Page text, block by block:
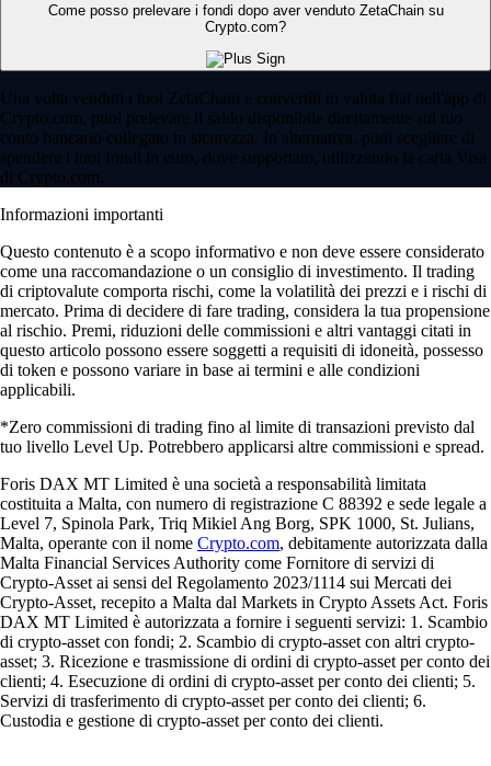
Come posso prelevare i fondi dopo aver venduto ZetaChain su
Crypto.com?
Una volta venduti i tuoi ZetaChain e convertiti in valuta fiat nell'app di
Crypto.com, puoi prelevare il saldo disponibile direttamente sul tuo
conto bancario collegato in sicurezza. In alternativa, puoi scegliere di
spendere i tuoi fondi in euro, dove supportato, utilizzando la carta Visa
di Crypto.com.
Informazioni importanti
Questo contenuto è a scopo informativo e non deve essere considerato
come una raccomandazione o un consiglio di investimento. Il trading
di criptovalute comporta rischi, come la volatilità dei prezzi e i rischi di
mercato. Prima di decidere di fare trading, considera la tua propensione
al rischio. Premi, riduzioni delle commissioni e altri vantaggi citati in
questo articolo possono essere soggetti a requisiti di idoneità, possesso
di token e possono variare in base ai termini e alle condizioni
applicabili.
*Zero commissioni di trading fino al limite di transazioni previsto dal
tuo livello Level Up. Potrebbero applicarsi altre commissioni e spread.
Foris DAX MT Limited è una società a responsabilità limitata
costituita a Malta, con numero di registrazione C 88392 e sede legale a
Level 7, Spinola Park, Triq Mikiel Ang Borg, SPK 1000, St. Julians,
Malta, operante con il nome Crypto.com, debitamente autorizzata dalla
Malta Financial Services Authority come Fornitore di servizi di
Crypto-Asset ai sensi del Regolamento 2023/1114 sui Mercati dei
Crypto-Asset, recepito a Malta dal Markets in Crypto Assets Act. Foris
DAX MT Limited è autorizzata a fornire i seguenti servizi: 1. Scambio
di crypto-asset con fondi; 2. Scambio di crypto-asset con altri crypto-
asset; 3. Ricezione e trasmissione di ordini di crypto-asset per conto dei
clienti; 4. Esecuzione di ordini di crypto-asset per conto dei clienti; 5.
Servizi di trasferimento di crypto-asset per conto dei clienti; 6.
Custodia e gestione di crypto-asset per conto dei clienti.